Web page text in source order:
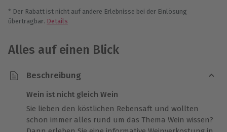
* Der Rabatt ist nicht auf andere Erlebnisse bei der Einlösung
übertragbar. Details
Alles auf einen Blick
Beschreibung
Wein ist nicht gleich Wein
Sie lieben den köstlichen Rebensaft und wollten
schon immer alles rund um das Thema Wein wissen?